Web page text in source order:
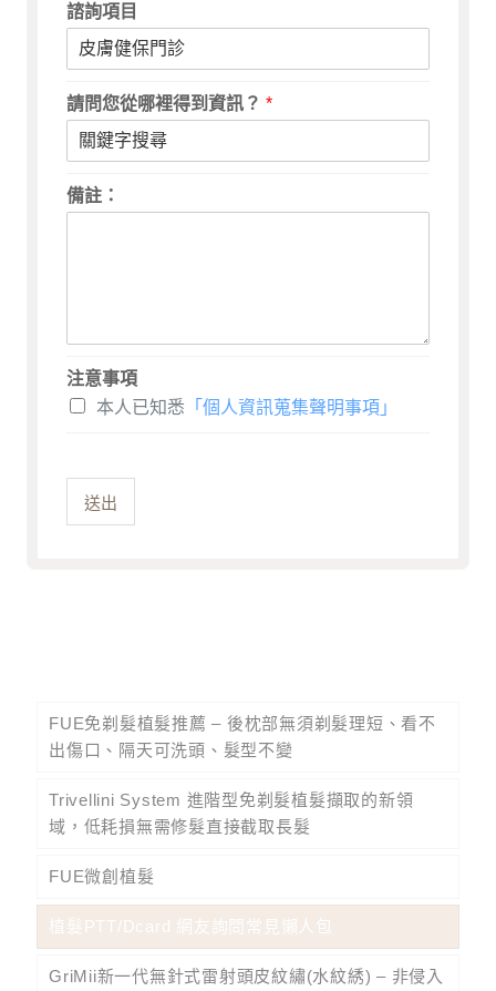
諮詢項目
請問您從哪裡得到資訊？*
備註：
注意事項
本人已知悉 「個人資訊蒐集聲明事項」
送出
FUE免剃髮植髮推薦 – 後枕部無須剃髮理短、看不
出傷口、隔天可洗頭、髮型不變
Trivellini System 進階型免剃髮植髮擷取的新領
域，低耗損無需修髮直接截取長髮
FUE微創植髮
植髮PTT/Dcard 網友詢問常見懶人包
GriMii新一代無針式雷射頭皮紋繡(水紋綉) – 非侵入